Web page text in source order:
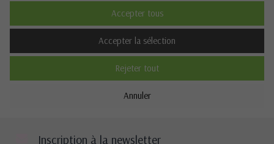
Description
Cookies de performance
Annuler
Rejeter tout
Accepter la sélection
Accepter tous
Inscription à la newsletter